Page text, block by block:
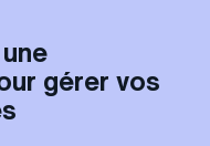
gérer vos